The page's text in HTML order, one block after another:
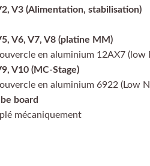
V3 (Alimentation, stabilisation)
V6, V7, V8 (platine MM)
en aluminium 12AX7 (low
V10 (MC-Stage)
en aluminium 6922 (Low
board
mécaniquement